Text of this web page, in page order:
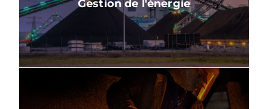
Gestion de l'énergie